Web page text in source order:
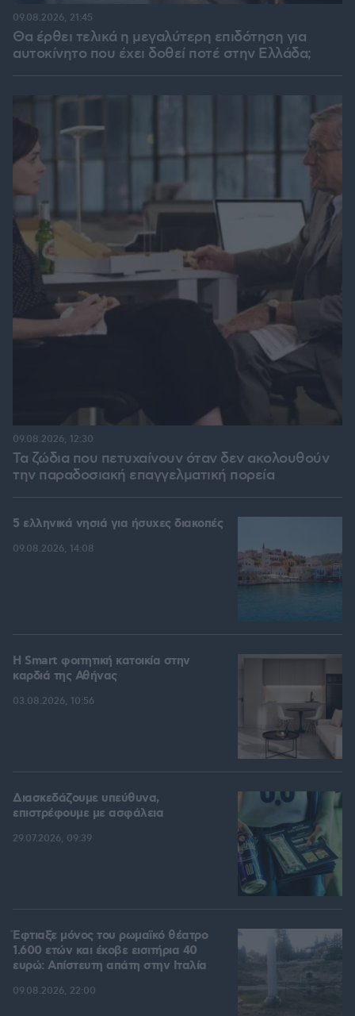
Θα έρθει τελικά η μεγαλύτερη επιδότηση για
αυτοκίνητο που έχει δοθεί ποτέ στην Ελλάδα;
09.08.2026, 21:45
Τα ζώδια που πετυχαίνουν όταν δεν ακολουθούν
την παραδοσιακή επαγγελματική πορεία
09.08.2026, 12:30
5 ελληνικά νησιά για ήσυχες διακοπές
09.08.2026, 14:08
Η Smart φοιτητική κατοικία στην
καρδιά της Αθήνας
03.08.2026, 10:56
Διασκεδάζουμε υπεύθυνα,
επιστρέφουμε με ασφάλεια
29.07.2026, 09:39
Έφτιαξε μόνος του ρωμαϊκό θέατρο
1.600 ετών και έκοβε εισιτήρια 40
ευρώ: Απίστευτη απάτη στην Ιταλία
09.08.2026, 22:00